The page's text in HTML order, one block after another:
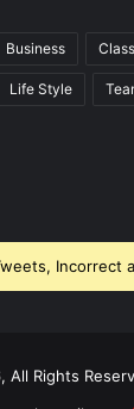
Business
Life Style
Incorrect
All Rights